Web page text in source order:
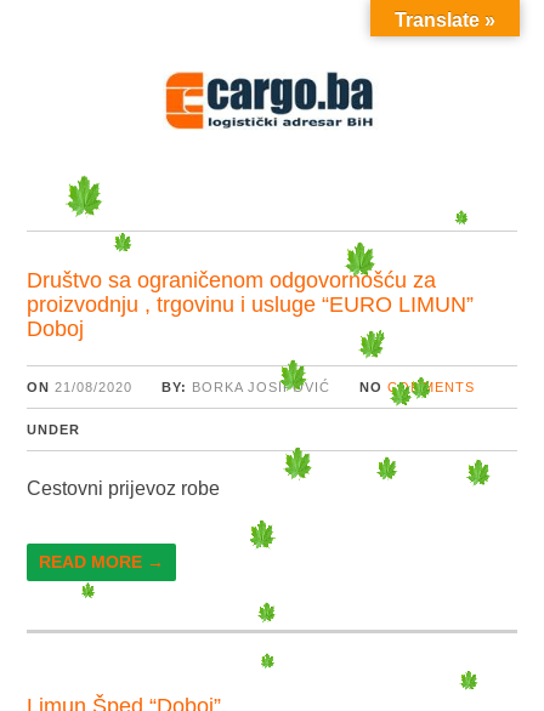
MENU
Društvo sa ograničenom odgovornošću za
proizvodnju , trgovinu i usluge “EURO LIMUN”
Doboj
ON 21/08/2020 BY: BORKA JOSIPOVIĆ NO COMMENTS
UNDER
Cestovni prijevoz robe
READ MORE →
Limun Šped “Doboj”.
Translate »